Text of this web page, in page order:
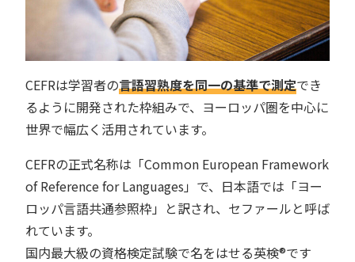
CEFRは学習者の言語習熟度を同一の基準で測定でき
るように開発された枠組みで、ヨーロッパ圏を中心に
世界で幅広く活用されています。
CEFRの正式名称は「Common European Framework
of Reference for Languages」で、日本語では「ヨー
ロッパ言語共通参照枠」と訳され、セファールと呼ば
れています。
国内最大級の資格検定試験で名をはせる英検®︎です